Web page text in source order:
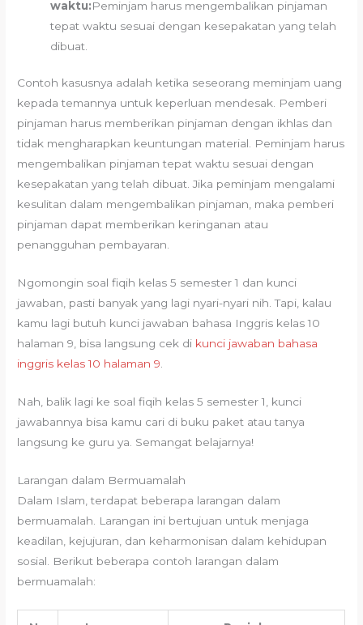
waktu:Peminjam harus mengembalikan pinjaman
tepat waktu sesuai dengan kesepakatan yang telah
dibuat.
Contoh kasusnya adalah ketika seseorang meminjam uang
kepada temannya untuk keperluan mendesak. Pemberi
pinjaman harus memberikan pinjaman dengan ikhlas dan
tidak mengharapkan keuntungan material. Peminjam harus
mengembalikan pinjaman tepat waktu sesuai dengan
kesepakatan yang telah dibuat. Jika peminjam mengalami
kesulitan dalam mengembalikan pinjaman, maka pemberi
pinjaman dapat memberikan keringanan atau
penangguhan pembayaran.
Ngomongin soal fiqih kelas 5 semester 1 dan kunci
jawaban, pasti banyak yang lagi nyari-nyari nih. Tapi, kalau
kamu lagi butuh kunci jawaban bahasa Inggris kelas 10
halaman 9, bisa langsung cek di kunci jawaban bahasa
inggris kelas 10 halaman 9
Nah, balik lagi ke soal fiqih kelas 5 semester 1, kunci
jawabannya bisa kamu cari di buku paket atau tanya
langsung ke guru ya. Semangat belajarnya!
Larangan dalam Bermuamalah
Dalam Islam, terdapat beberapa larangan dalam
bermuamalah. Larangan ini bertujuan untuk menjaga
keadilan, kejujuran, dan keharmonisan dalam kehidupan
sosial. Berikut beberapa contoh larangan dalam
bermuamalah: